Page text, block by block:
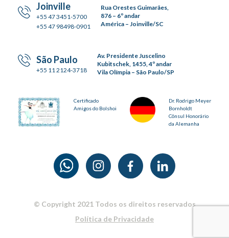
Joinville
+55 47 3451-5700
+55 47 98498-0901
Rua Orestes Guimarães,
876 – 6º andar
América – Joinville/SC
São Paulo
+55 11 2124-3718
Av. Presidente Juscelino
Kubitschek, 1455, 4º andar
Vila Olímpia – São Paulo/SP
Certificado
Amigos do Bolshoi
Dr. Rodrigo Meyer
Bornholdt
Cônsul Honorário
da Alemanha
© Copyright 2021 Todos os direitos reservados
Política de Privacidade